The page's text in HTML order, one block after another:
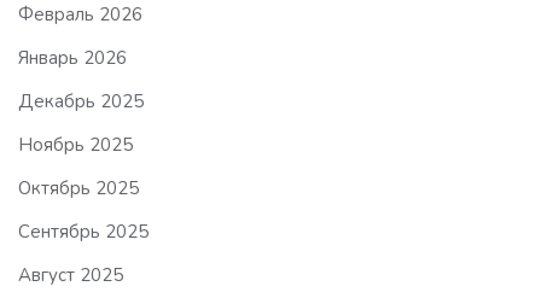
Февраль 2026
Январь 2026
Декабрь 2025
Ноябрь 2025
Октябрь 2025
Сентябрь 2025
Август 2025